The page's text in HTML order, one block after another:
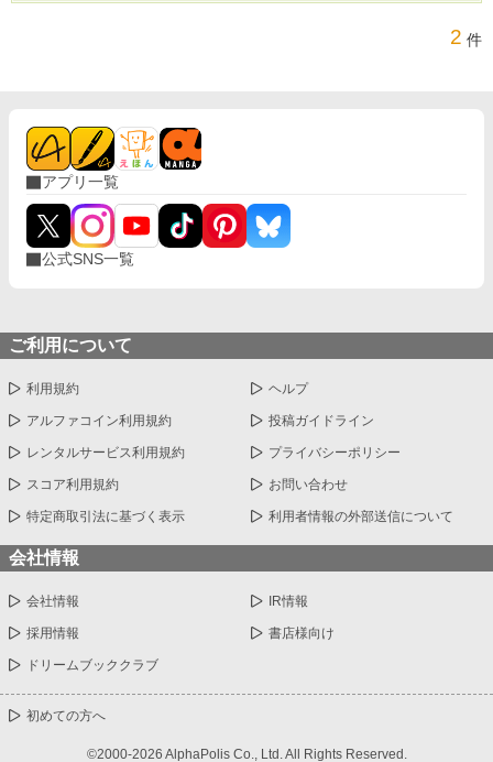
2 件
アプリ一覧
公式SNS一覧
ご利用について
利用規約 ヘルプ
アルファコイン利用規約 投稿ガイドライン
レンタルサービス利用規約 プライバシーポリシー
スコア利用規約 お問い合わせ
特定商取引法に基づく表示 利用者情報の外部送信について
会社情報
会社情報 IR情報
採用情報 書店様向け
ドリームブッククラブ
初めての方へ
©2000-2026 AlphaPolis Co., Ltd. All Rights Reserved.